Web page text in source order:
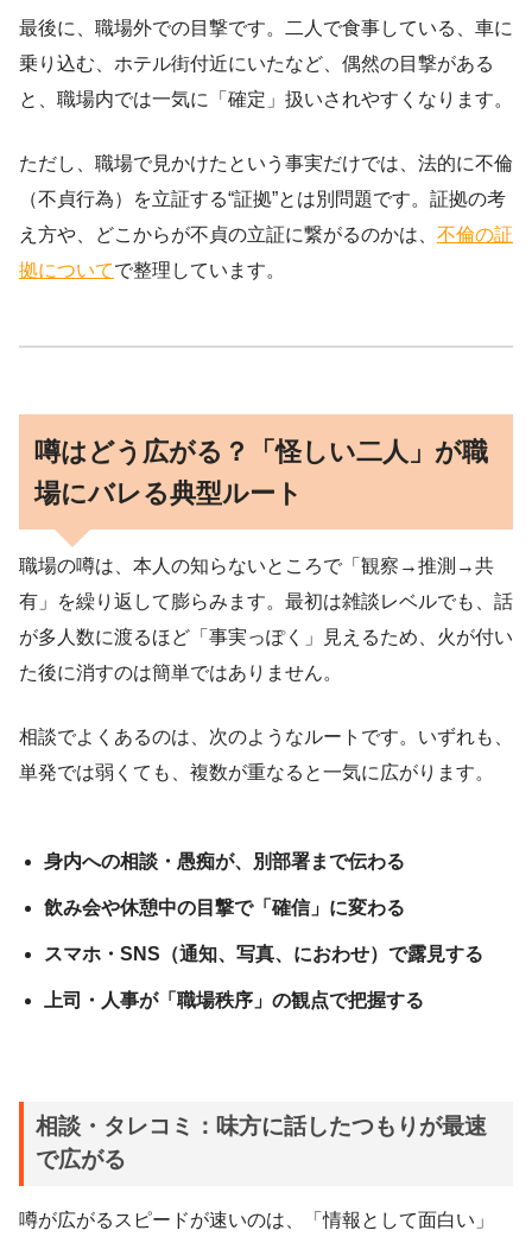
最後に、職場外での目撃です。二人で食事している、車に
乗り込む、ホテル街付近にいたなど、偶然の目撃がある
と、職場内では一気に「確定」扱いされやすくなります。
ただし、職場で見かけたという事実だけでは、法的に不倫
（不貞行為）を立証する“証拠”とは別問題です。証拠の考
え方や、どこからが不貞の立証に繋がるのかは、 不倫の証
拠についてで整理しています。
噂はどう広がる？「怪しい二人」が職
場にバレる典型ルート
職場の噂は、本人の知らないところで「観察→推測→共
有」を繰り返して膨らみます。最初は雑談レベルでも、話
が多人数に渡るほど「事実っぽく」見えるため、火が付い
た後に消すのは簡単ではありません。
相談でよくあるのは、次のようなルートです。いずれも、
単発では弱くても、複数が重なると一気に広がります。
身内への相談・愚痴が、別部署まで伝わる
飲み会や休憩中の目撃で「確信」に変わる
スマホ・SNS（通知、写真、におわせ）で露見する
上司・人事が「職場秩序」の観点で把握する
相談・タレコミ：味方に話したつもりが最速
で広がる
噂が広がるスピードが速いのは、「情報として面白い」